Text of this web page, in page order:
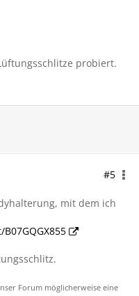
probiert.
#5
mit dem ich
Forum möglicherweise eine